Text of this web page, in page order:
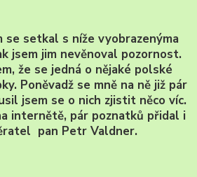
se setkal s níže vyobrazenýma
jsem jim nevěnoval pozornost.
že se jedná o nějaké polské
Poněvadž se mně na ně již pár
jsem se o nich zjistit něco víc.
internětě, pár poznatků přidal i
pan Petr Valdner.